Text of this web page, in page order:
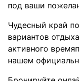
под ваши
Чудесный край
вариантов
активного
нашем